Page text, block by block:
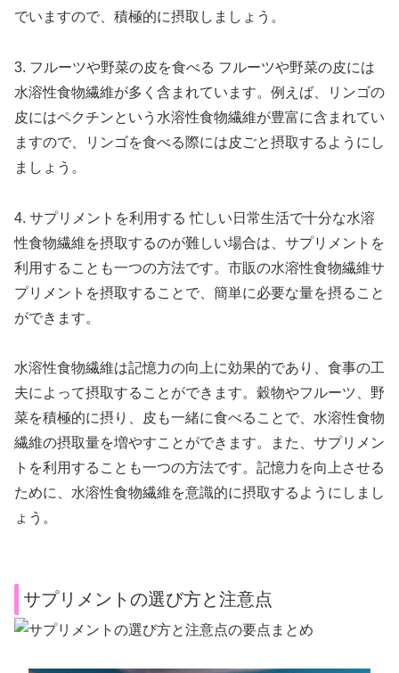
でいますので、積極的に摂取しましょう。
3. フルーツや野菜の皮を食べる フルーツや野菜の皮には
水溶性食物繊維が多く含まれています。例えば、リンゴの
皮にはペクチンという水溶性食物繊維が豊富に含まれてい
ますので、リンゴを食べる際には皮ごと摂取するようにし
ましょう。
4. サプリメントを利用する 忙しい日常生活で十分な水溶
性食物繊維を摂取するのが難しい場合は、サプリメントを
利用することも一つの方法です。市販の水溶性食物繊維サ
プリメントを摂取することで、簡単に必要な量を摂ること
ができます。
水溶性食物繊維は記憶力の向上に効果的であり、食事の工
夫によって摂取することができます。穀物やフルーツ、野
菜を積極的に摂り、皮も一緒に食べることで、水溶性食物
繊維の摂取量を増やすことができます。また、サプリメン
トを利用することも一つの方法です。記憶力を向上させる
ために、水溶性食物繊維を意識的に摂取するようにしまし
ょう。
サプリメントの選び方と注意点